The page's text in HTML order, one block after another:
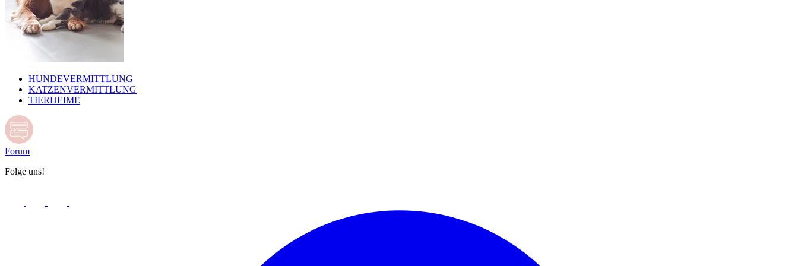
HUNDEVERMITTLUNG
KATZENVERMITTLUNG
TIERHEIME
Forum
Folge uns!